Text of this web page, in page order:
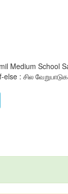
Medium School
: சில